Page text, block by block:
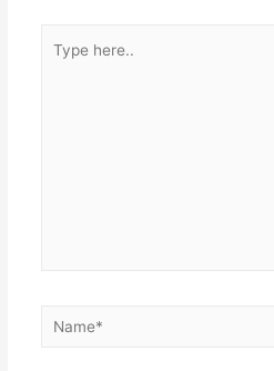
here..
Name*